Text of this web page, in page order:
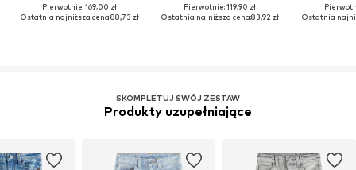
Pierwotnie: 169,00 zł
Ostatnia najniższa cena:88,73 zł
Pierwotnie: 119,90 zł
Ostatnia najniższa cena:83,92 zł
Ostatnia
SKOMPLETUJ SWÓJ ZESTAW
Produkty uzupełniające